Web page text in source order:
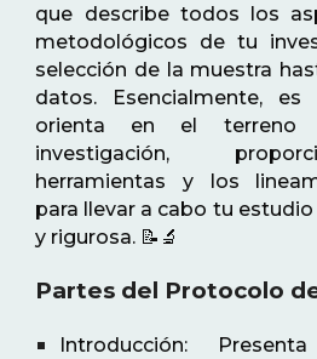
que describe todos los
metodológicos de tu
selección de la muestra
datos. Esencialmente,
orienta en el terreno
investigación,
herramientas y los
para llevar a cabo tu
y rigurosa. 📝🔬
Partes del Protocolo
Introducción: